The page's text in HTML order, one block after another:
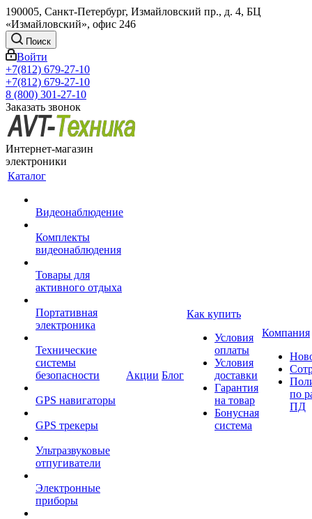
190005, Санкт-Петербург, Измайловский пр., д. 4, БЦ
«Измайловский», офис 246
Поиск
Войти
+7(812) 679-27-10
+7(812) 679-27-10
8 (800) 301-27-10
Заказать звонок
Интернет-магазин
электроники
Каталог
Видеонаблюдение
Комплекты
видеонаблюдения
Товары для
активного отдыха
Портативная
электроника
Технические
системы
безопасности
GPS навигаторы
GPS трекеры
Ультразвуковые
отпугиватели
Электронные
приборы
Акции Блог
Как купить
Условия
оплаты
Условия
доставки
Гарантия
на товар
Бонусная
система
Компания
по
ПД